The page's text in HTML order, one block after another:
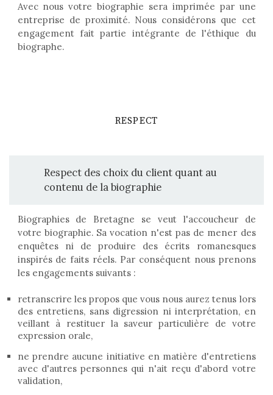
Avec nous votre biographie sera imprimée par une
entreprise de proximité. Nous considérons que cet
engagement fait partie intégrante de l'éthique du
biographe.
RESPECT
Respect des choix du client quant au
contenu de la biographie
Biographies de Bretagne se veut l'accoucheur de
votre biographie. Sa vocation n'est pas de mener des
enquêtes ni de produire des écrits romanesques
inspirés de faits réels. Par conséquent nous prenons
les engagements suivants :
retranscrire les propos que vous nous aurez tenus lors
des entretiens, sans digression ni interprétation, en
veillant à restituer la saveur particulière de votre
expression orale,
ne prendre aucune initiative en matière d'entretiens
avec d'autres personnes qui n'ait reçu d'abord votre
validation,